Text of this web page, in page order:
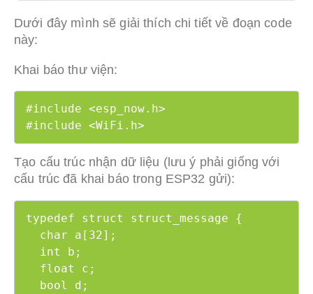
Dưới đây mình sẽ giải thích chi tiết về đoạn code
này:
Khai báo thư viện:
#include <esp_now.h>
#include <WiFi.h>
Tạo cấu trúc nhận dữ liệu (lưu ý phải giống với
cấu trúc đã khai báo trong ESP32 gửi):
typedef struct struct_message {